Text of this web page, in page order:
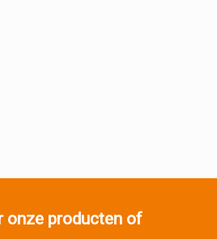
onze producten of